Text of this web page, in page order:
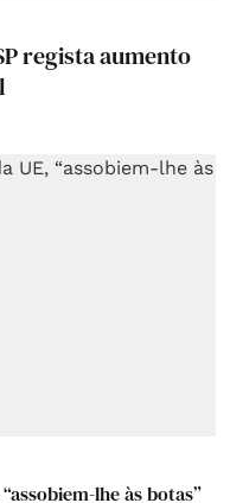
regista aumento
lhe às botas”